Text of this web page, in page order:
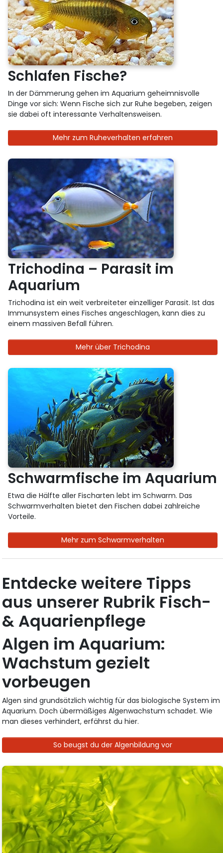
Schlafen Fische?
In der Dämmerung gehen im Aquarium geheimnisvolle
Dinge vor sich: Wenn Fische sich zur Ruhe begeben, zeigen
sie dabei oft interessante Verhaltensweisen.
Mehr zum Ruheverhalten erfahren
Trichodina – Parasit im
Aquarium
Trichodina ist ein weit verbreiteter einzelliger Parasit. Ist das
Immunsystem eines Fisches angeschlagen, kann dies zu
einem massiven Befall führen.
Mehr über Trichodina
Schwarmfische im Aquarium
Etwa die Hälfte aller Fischarten lebt im Schwarm. Das
Schwarmverhalten bietet den Fischen dabei zahlreiche
Vorteile.
Mehr zum Schwarmverhalten
Entdecke weitere Tipps
aus unserer Rubrik Fisch-
& Aquarienpflege
Algen im Aquarium:
Wachstum gezielt
vorbeugen
Algen sind grundsätzlich wichtig für das biologische System im
Aquarium. Doch übermäßiges Algenwachstum schadet. Wie
man dieses verhindert, erfährst du hier.
So beugst du der Algenbildung vor